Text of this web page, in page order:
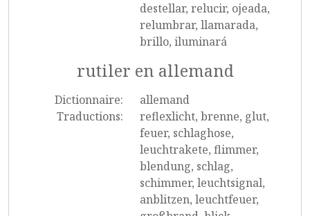
destellar, relucir, ojeada,
relumbrar, llamarada,
brillo, iluminará
rutiler en allemand
Dictionnaire:
allemand
Traductions:
reflexlicht, brenne, glut,
feuer, schlaghose,
leuchtrakete, flimmer,
blendung, schlag,
schimmer, leuchtsignal,
anblitzen, leuchtfeuer,